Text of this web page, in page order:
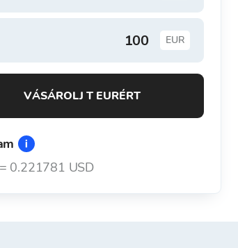
EUR
VÁSÁROLJ T EURÉRT
= 0.221781 USD